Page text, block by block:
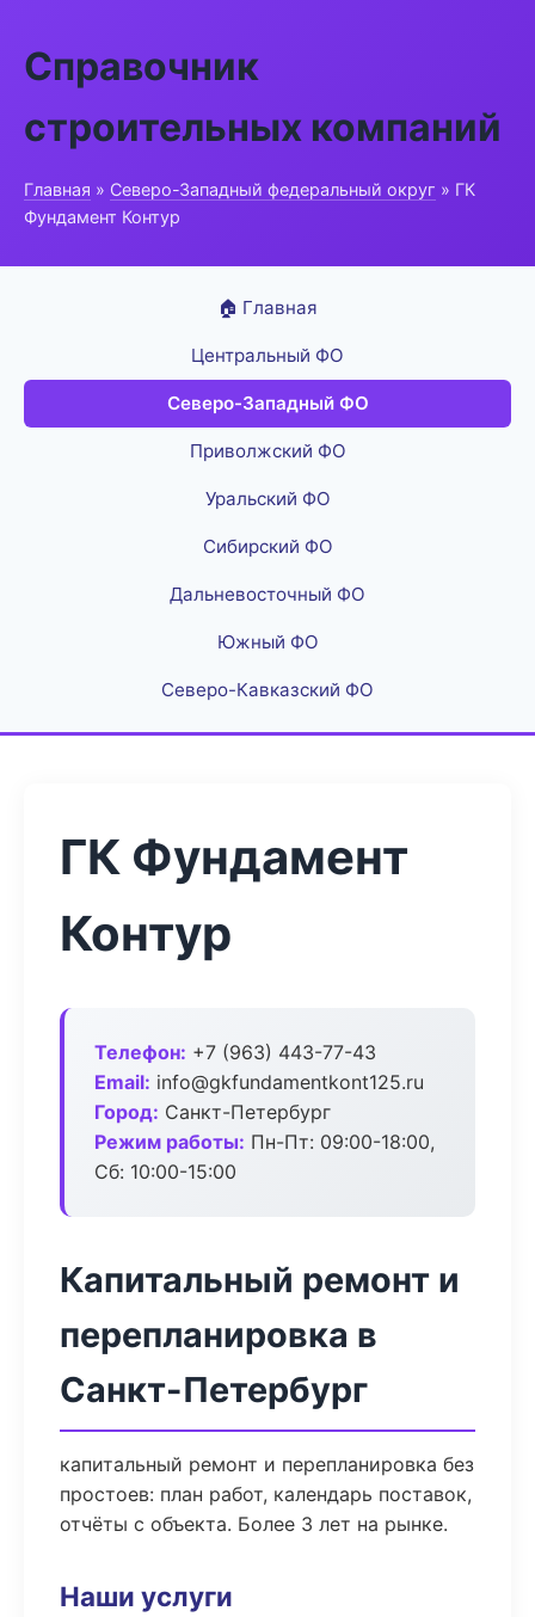
Справочник
строительных компаний
Главная » Северо-Западный федеральный округ » ГК
Фундамент Контур
🏠 Главная
Центральный ФО
Северо-Западный ФО
Приволжский ФО
Уральский ФО
Сибирский ФО
Дальневосточный ФО
Южный ФО
Северо-Кавказский ФО
ГК Фундамент
Контур
Телефон: +7 (963) 443-77-43
Email: info@gkfundamentkont125.ru
Город: Санкт-Петербург
Режим работы: Пн-Пт: 09:00-18:00,
Сб: 10:00-15:00
Капитальный ремонт и
перепланировка в
Санкт-Петербург
капитальный ремонт и перепланировка без
простоев: план работ, календарь поставок,
отчёты с объекта. Более 3 лет на рынке.
Наши услуги